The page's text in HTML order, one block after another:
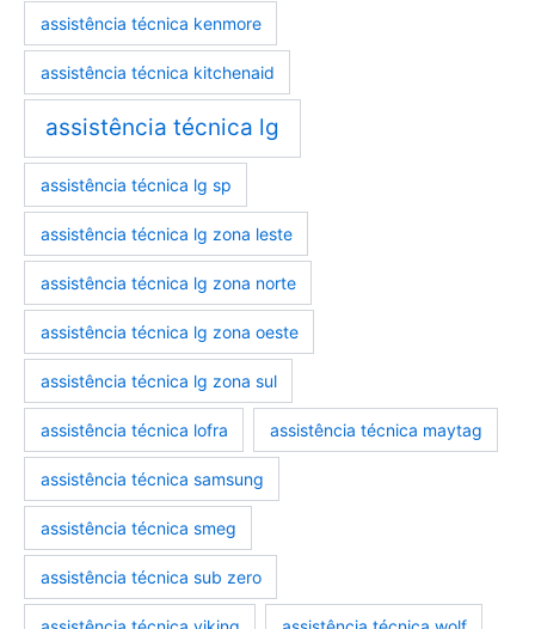
assistência técnica kenmore
assistência técnica kitchenaid
assistência técnica lg
assistência técnica lg sp
assistência técnica lg zona leste
assistência técnica lg zona norte
assistência técnica lg zona oeste
assistência técnica lg zona sul
assistência técnica lofra assistência técnica maytag
assistência técnica samsung
assistência técnica smeg
assistência técnica sub zero